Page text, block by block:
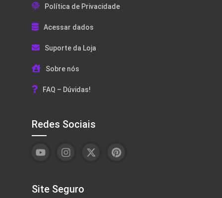
Política de Privacidade
Acessar dados
Suporte da Loja
Sobre nós
FAQ – Dúvidas!
Redes Sociais
Site Seguro